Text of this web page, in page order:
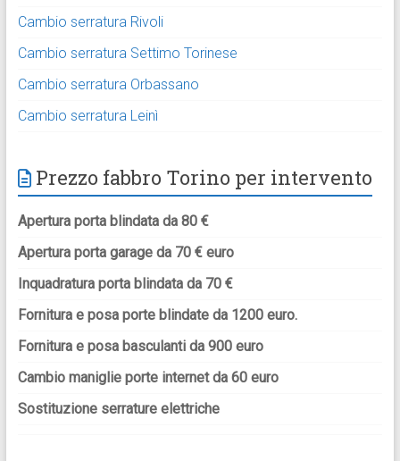
Cambio serratura Rivoli
Cambio serratura Settimo Torinese
Cambio serratura Orbassano
Cambio serratura Leinì
Prezzo fabbro Torino per intervento
Apertura porta blindata da 80 €
Apertura porta garage da 70 € euro
Inquadratura porta blindata da 70 €
Fornitura e posa porte blindate da 1200 euro.
Fornitura e posa basculanti da 900 euro
Cambio maniglie porte internet da 60 euro
Sostituzione serrature elettriche